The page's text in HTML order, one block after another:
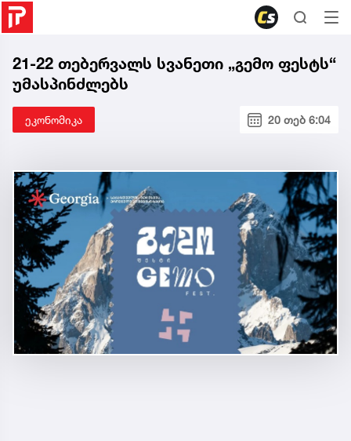
21-22 თებერვალს სვანეთი „გემო ფესტს“
უმასპინძლებს
ეკონომიკა 20 თებ 6:04